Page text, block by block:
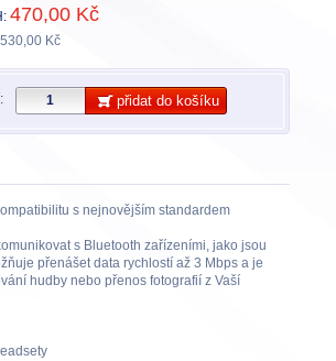
470,00 Kč
530,00 Kč
přidat do košíku
s nejnovějším standardem
s Bluetooth zařízeními, jako jsou
přenášet data rychlostí až 3 Mbps a je
hudby nebo přenos fotografií z Vaší